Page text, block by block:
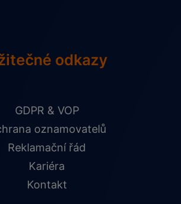
odkazy
GDPR & VOP
oznamovatelů
Reklamační řád
Kariéra
Kontakt